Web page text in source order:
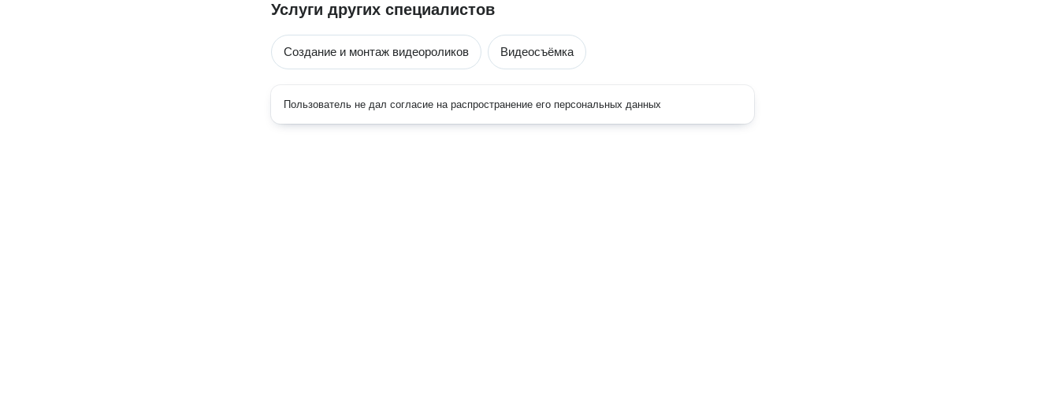
Услуги других специалистов
Создание и монтаж видеороликов Видеосъёмка
Пользователь не дал согласие на распространение его персональных данных